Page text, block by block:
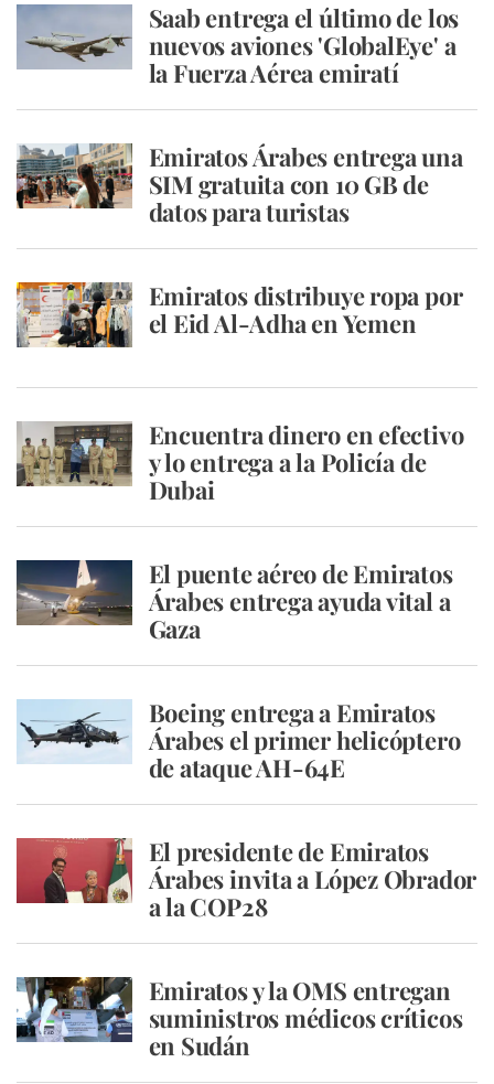
Saab entrega el último de los
nuevos aviones 'GlobalEye' a
la Fuerza Aérea emiratí
Emiratos Árabes entrega una
SIM gratuita con 10 GB de
datos para turistas
Emiratos distribuye ropa por
el Eid Al-Adha en Yemen
Encuentra dinero en efectivo
y lo entrega a la Policía de
Dubai
El puente aéreo de Emiratos
Árabes entrega ayuda vital a
Gaza
Boeing entrega a Emiratos
Árabes el primer helicóptero
de ataque AH-64E
El presidente de Emiratos
Árabes invita a López Obrador
a la COP28
Emiratos y la OMS entregan
suministros médicos críticos
en Sudán